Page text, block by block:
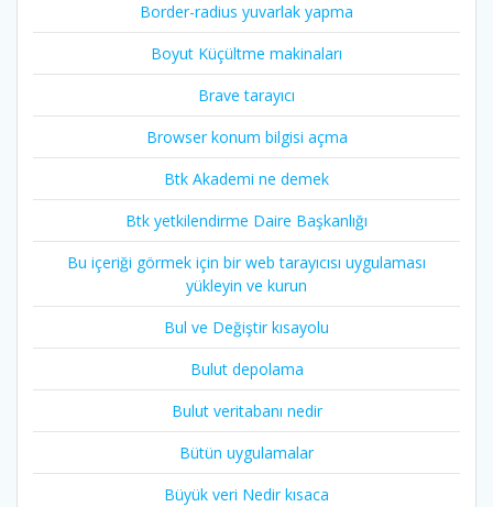
Border-radius yuvarlak yapma
Boyut Küçültme makinaları
Brave tarayıcı
Browser konum bilgisi açma
Btk Akademi ne demek
Btk yetkilendirme Daire Başkanlığı
Bu içeriği görmek için bir web tarayıcısı uygulaması
yükleyin ve kurun
Bul ve Değiştir kısayolu
Bulut depolama
Bulut veritabanı nedir
Bütün uygulamalar
Büyük veri Nedir kısaca